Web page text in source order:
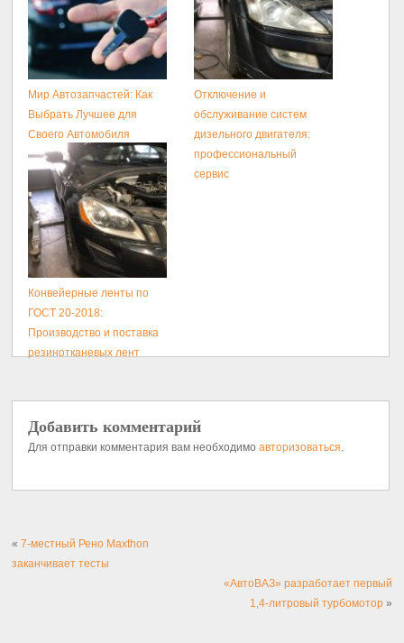
Мир Автозапчастей: Как
Выбрать Лучшее для
Своего Автомобиля
Отключение и
обслуживание систем
дизельного двигателя:
профессиональный
сервис
Конвейерные ленты по
ГОСТ 20-2018:
Производство и поставка
резинотканевых лент
Добавить комментарий
Для отправки комментария вам необходимоавторизоваться.
«7-местный Рено Maxthon
заканчивает тесты
«АвтоВАЗ» разработает первый
1,4-литровый турбомотор»